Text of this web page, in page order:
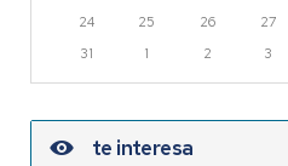
24
25 26 27
31
1 2 3
te interesa